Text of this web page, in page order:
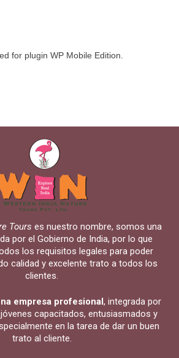
for plugin WP Mobile Edition.
Tours es nuestro nombre, somos una
por el Gobierno de India, por lo que
los requisitos legales para poder
calidad y excelente trato a todos los
clientes.
empresa profesional , integrada por
capacitados, entusiasmados y
en la tarea de dar un buen
trato al cliente.